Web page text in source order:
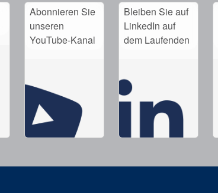
Abonnieren Sie
unseren
YouTube-Kanal
Bleiben Sie auf
LinkedIn auf
dem Laufenden